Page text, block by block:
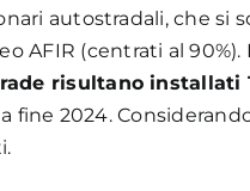
autostradali, che si
(centrati al 90%).
risultano installati
fine 2024.